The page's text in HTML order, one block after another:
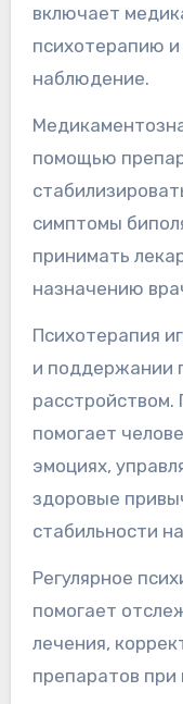
включает
психотерапию и
наблюдение.
помощью
симптомы
принимать
назначению
Психотерапия
и поддержании
расстройством.
помогает
эмоциях,
здоровые
стабильности
Регулярное
помогает
лечения,
препаратов